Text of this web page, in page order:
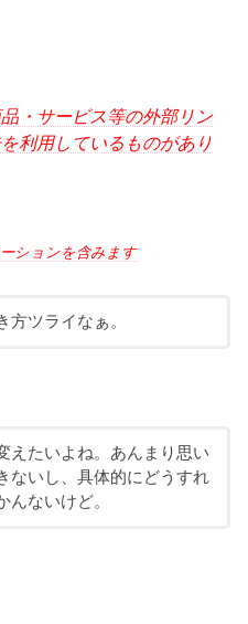
・サービス等の外部リン
利用しているものがあり
ションを含みます
方ツライなぁ。
えたいよね。あんまり思い
ないし、具体的にどうすれ
んないけど。